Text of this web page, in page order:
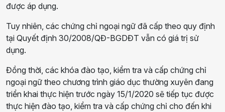
được áp dụng.
Tuy nhiên, các chứng chỉ ngoại ngữ đã cấp theo quy định
tại Quyết định 30/2008/QĐ-BGDĐT vẫn có giá trị sử
dụng.
Đồng thời, các khóa đào tạo, kiểm tra và cấp chứng chỉ
ngoại ngữ theo chương trình giáo dục thường xuyên đang
triển khai thực hiện trước ngày 15/1/2020 sẽ tiếp tục được
thực hiện đào tạo, kiểm tra và cấp chứng chỉ cho đến khi